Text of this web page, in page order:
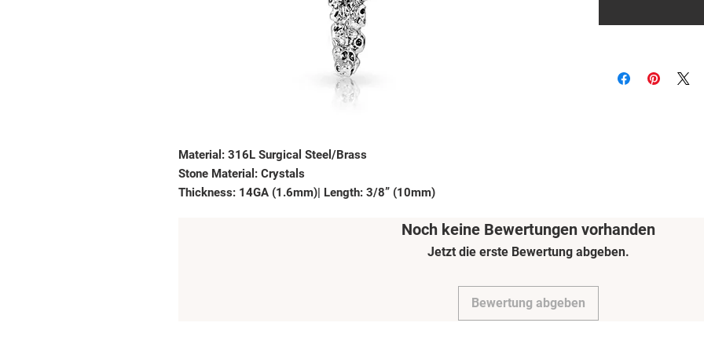
Material: 316L Surgical Steel/Brass
Stone Material: Crystals
Thickness: 14GA (1.6mm)| Length: 3/8” (10mm)
Noch keine Bewertungen vorhanden
Jetzt die erste Bewertung abgeben.
Bewertung abgeben